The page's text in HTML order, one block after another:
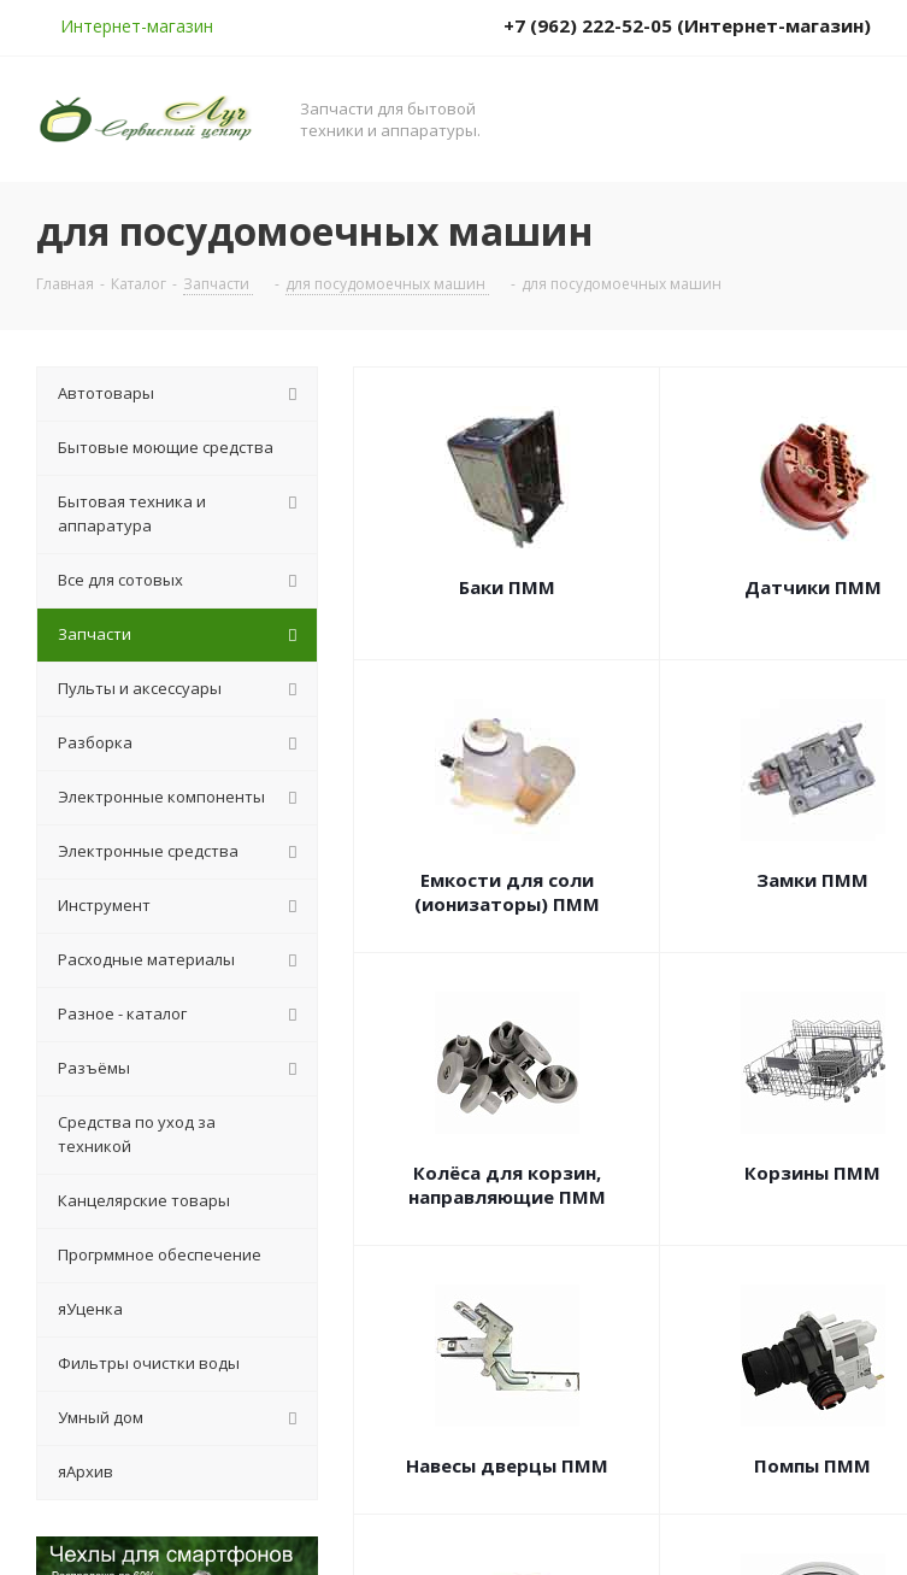
Интернет-магазин +7 (962) 222-52-05 (Интернет-магазин)
Запчасти для бытовой
техники и аппаратуры.
для посудомоечных машин
Главная - Каталог - Запчасти - для посудомоечных машин - для посудомоечных машин
Баки ПММ Датчики ПММ
Емкости для соли
(ионизаторы) ПММ
Замки ПММ
Колёса для корзин,
направляющие ПММ
Корзины ПММ
Навесы дверцы ПММ Помпы ПММ
Автотовары
Бытовые моющие средства
Бытовая техника и
аппаратура
Все для сотовых
Запчасти
Пульты и аксессуары
Разборка
Электронные компоненты
Электронные средства
Инструмент
Расходные материалы
Разное - каталог
Разъёмы
Средства по уход за
техникой
Канцелярские товары
Прогрммное обеспечение
яУценка
Фильтры очистки воды
Умный дом
яАрхив